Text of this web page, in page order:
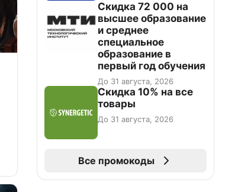
Скидка 72 000 на
высшее образование
и среднее
специальное
образование в
первый год обучения
До 31 августа, 2026
Скидка 10% на все
товары
До 31 августа, 2026
Все промокоды